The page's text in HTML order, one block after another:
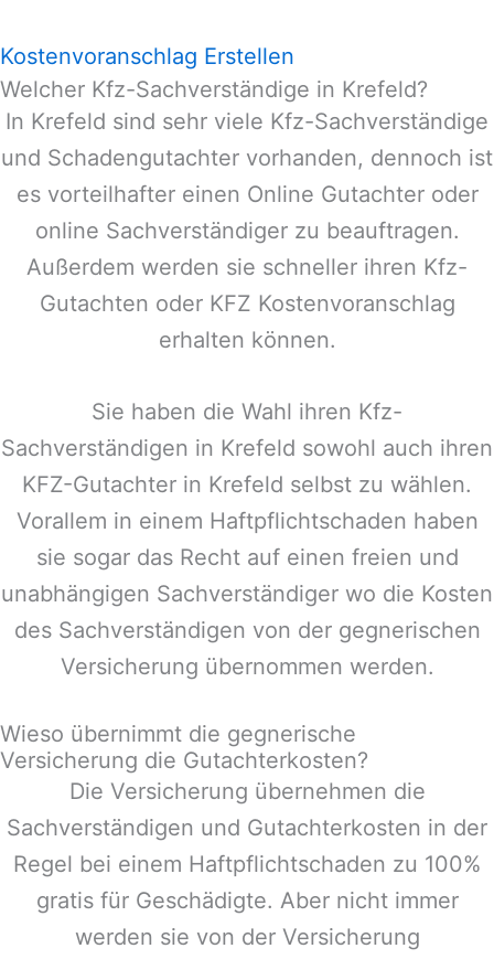
Kostenvoranschlag Erstellen
Welcher Kfz-Sachverständige in Krefeld?
In Krefeld sind sehr viele Kfz-Sachverständige
und Schadengutachter vorhanden, dennoch ist
es vorteilhafter einen Online Gutachter oder
online Sachverständiger zu beauftragen.
Außerdem werden sie schneller ihren Kfz-
Gutachten oder KFZ Kostenvoranschlag
erhalten können.
Sie haben die Wahl ihren Kfz-
Sachverständigen in Krefeld sowohl auch ihren
KFZ-Gutachter in Krefeld selbst zu wählen.
Vorallem in einem Haftpflichtschaden haben
sie sogar das Recht auf einen freien und
unabhängigen Sachverständiger wo die Kosten
des Sachverständigen von der gegnerischen
Versicherung übernommen werden.
Wieso übernimmt die gegnerische
Versicherung die Gutachterkosten?
Die Versicherung übernehmen die
Sachverständigen und Gutachterkosten in der
Regel bei einem Haftpflichtschaden zu 100%
gratis für Geschädigte. Aber nicht immer
werden sie von der Versicherung